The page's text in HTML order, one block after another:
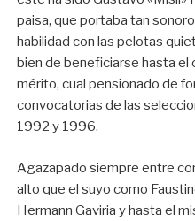
paisa, que portaba tan
habilidad con las pelotas
bien de beneficiarse hasta el
mérito, cual pensionado de
convocatorias de las
1992 y 1996.
Agazapado siempre entre
alto que el suyo como
Hermann Gaviria y hasta el